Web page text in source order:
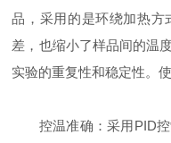
品，采用的是环绕加热方
差，也缩小了样品间的温
实验的重复性和稳定性。
控温准确：采用PID控